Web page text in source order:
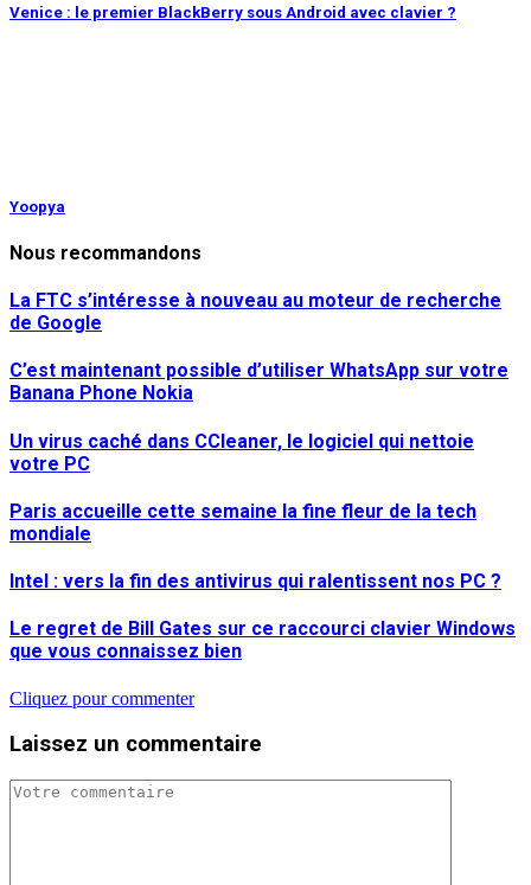
Venice : le premier BlackBerry sous Android avec clavier ?
Yoopya
Nous recommandons
La FTC s’intéresse à nouveau au moteur de recherche
de Google
C’est maintenant possible d’utiliser WhatsApp sur votre
Banana Phone Nokia
Un virus caché dans CCleaner, le logiciel qui nettoie
votre PC
Paris accueille cette semaine la fine fleur de la tech
mondiale
Intel : vers la fin des antivirus qui ralentissent nos PC ?
Le regret de Bill Gates sur ce raccourci clavier Windows
que vous connaissez bien
Cliquez pour commenter
Laissez un commentaire